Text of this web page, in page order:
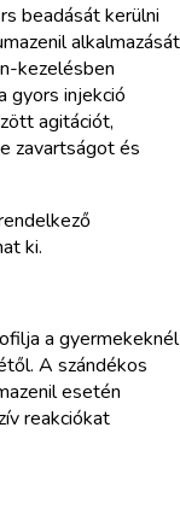
beadását kerülni
alkalmazását
kezelésben
gyors injekció
agitációt,
zavartságot és
ki.
a gyermekeknél
A szándékos
esetén
reakciókat